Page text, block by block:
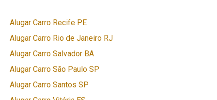
Alugar Carro Recife PE
Alugar Carro Rio de Janeiro RJ
Alugar Carro Salvador BA
Alugar Carro São Paulo SP
Alugar Carro Santos SP